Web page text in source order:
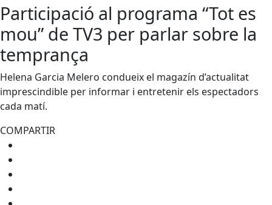
Participació al programa “Tot es
mou” de TV3 per parlar sobre la
temprança
Helena Garcia Melero condueix el magazín d’actualitat
imprescindible per informar i entretenir els espectadors
cada matí.
COMPARTIR